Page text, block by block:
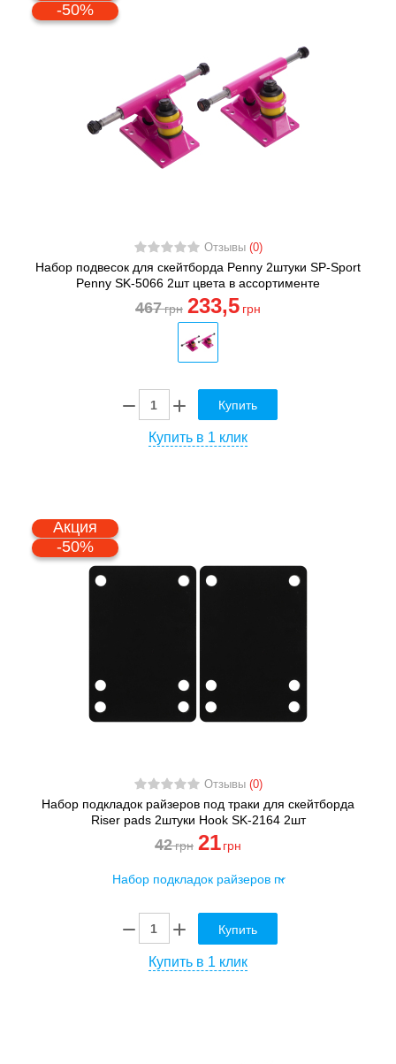
-50%
Отзывы (0)
Набор подвесок для скейтборда Penny 2штуки SP-Sport
Penny SK-5066 2шт цвета в ассортименте
467грн 233,5 грн
Купить
Купить в 1 клик
Акция
-50%
Отзывы (0)
Набор подкладок райзеров под траки для скейтборда
Riser pads 2штуки Hook SK-2164 2шт
42грн 21 грн
Купить
Купить в 1 клик